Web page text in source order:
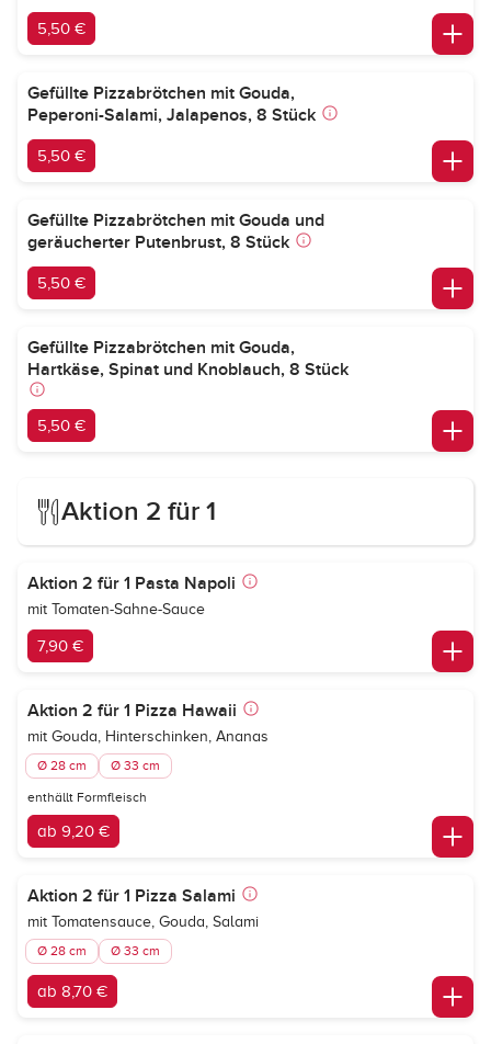
5,50 €
Gefüllte Pizzabrötchen mit Gouda,
Peperoni-Salami, Jalapenos, 8 Stück
5,50 €
Gefüllte Pizzabrötchen mit Gouda und
geräucherter Putenbrust, 8 Stück
5,50 €
Gefüllte Pizzabrötchen mit Gouda,
Hartkäse, Spinat und Knoblauch, 8 Stück
5,50 €
Aktion 2 für 1
Aktion 2 für 1 Pasta Napoli
mit Tomaten-Sahne-Sauce
7,90 €
Aktion 2 für 1 Pizza Hawaii
mit Gouda, Hinterschinken, Ananas
Ø 28 cm Ø 33 cm
enthällt Formfleisch
ab 9,20 €
Aktion 2 für 1 Pizza Salami
mit Tomatensauce, Gouda, Salami
Ø 28 cm Ø 33 cm
ab 8,70 €